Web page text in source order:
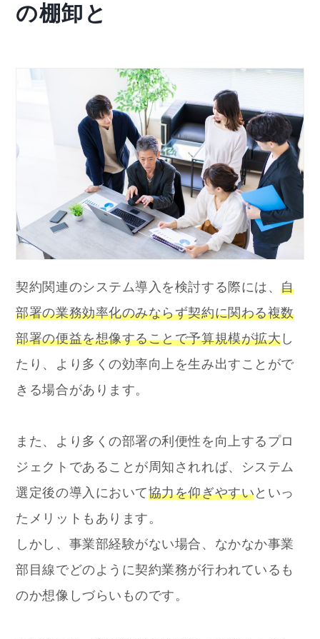
の棚卸と
契約関連のシステム導入を検討する際には、自
部署の業務効率化のみならず契約に関わる複数
部署の便益を想像することで予算規模が拡大 し
たり、より多くの効率向上を生み出すことがで
きる場合があります。
また、より多くの部署の利便性を向上するプロ
ジェクトであることが周知されれば、システム
選定後の導入において協力を仰ぎやすいといっ
たメリットもあります。
しかし、事業部経験がない場合、なかなか事業
部目線でどのように契約業務が行われているも
のか想像しづらいものです。